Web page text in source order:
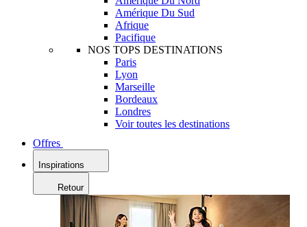
Amérique Du Sud
Afrique
Pacifique
NOS TOPS DESTINATIONS
Paris
Lyon
Marseille
Bordeaux
Londres
Voir toutes les destinations
Offres
Inspirations
Retour